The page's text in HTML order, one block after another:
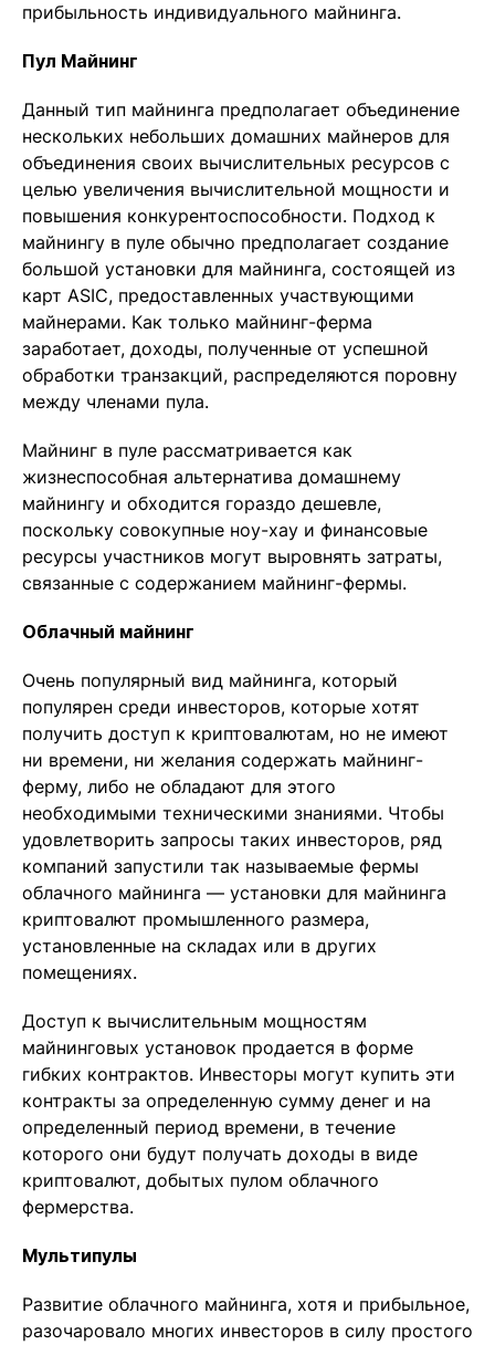
прибыльность индивидуального майнинга.
Пул Майнинг
Данный тип майнинга предполагает объединение
нескольких небольших домашних майнеров для
объединения своих вычислительных ресурсов с
целью увеличения вычислительной мощности и
повышения конкурентоспособности. Подход к
майнингу в пуле обычно предполагает создание
большой установки для майнинга, состоящей из
карт ASIC, предоставленных участвующими
майнерами. Как только майнинг-ферма
заработает, доходы, полученные от успешной
обработки транзакций, распределяются поровну
между членами пула.
Майнинг в пуле рассматривается как
жизнеспособная альтернатива домашнему
майнингу и обходится гораздо дешевле,
поскольку совокупные ноу-хау и финансовые
ресурсы участников могут выровнять затраты,
связанные с содержанием майнинг-фермы.
Облачный майнинг
Очень популярный вид майнинга, который
популярен среди инвесторов, которые хотят
получить доступ к криптовалютам, но не имеют
ни времени, ни желания содержать майнинг-
ферму, либо не обладают для этого
необходимыми техническими знаниями. Чтобы
удовлетворить запросы таких инвесторов, ряд
компаний запустили так называемые фермы
облачного майнинга — установки для майнинга
криптовалют промышленного размера,
установленные на складах или в других
помещениях.
Доступ к вычислительным мощностям
майнинговых установок продается в форме
гибких контрактов. Инвесторы могут купить эти
контракты за определенную сумму денег и на
определенный период времени, в течение
которого они будут получать доходы в виде
криптовалют, добытых пулом облачного
фермерства.
Мультипулы
Развитие облачного майнинга, хотя и прибыльное,
разочаровало многих инвесторов в силу простого